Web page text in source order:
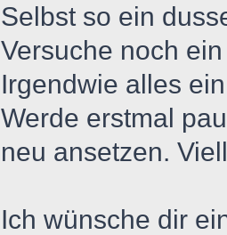
Selbst so ein
Versuche noch
Irgendwie alles
Werde erstmal
neu ansetzen.
Ich wünsche dir